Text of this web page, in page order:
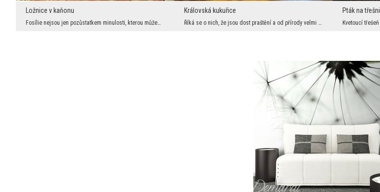
Ložnice v kaňonu
Fosílie nejsou jen pozůstatkem minulosti, kterou můžeme obdivovat. Je to především znak věčnosti ...
Královská kukuřice
Říká se o nich, že jsou dost praštění a od přírody velmi zlomyslní. Tyto negativní vlastnosti nic...
Pták na třešni